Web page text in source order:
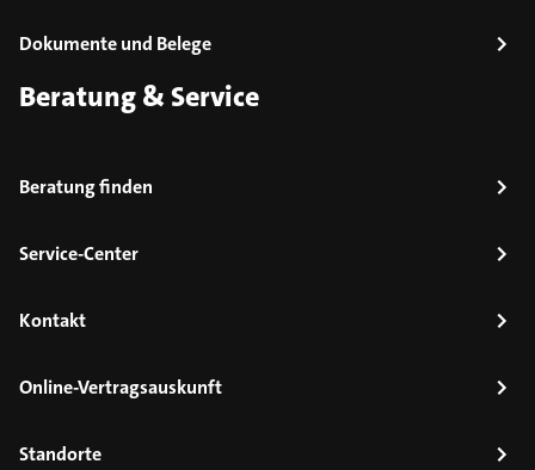
Dokumente und Belege
Beratung & Service
Beratung finden
Service-Center
Kontakt
Online-Vertragsauskunft
Standorte